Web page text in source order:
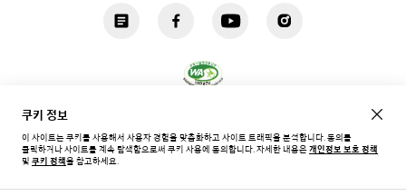
한국 / 한국어
쿠키 정보
이 사이트는 쿠키를 사용해서 사용자 경험을 맞춤화하고 사이트 트래픽을 분석합니다. 동의를
클릭하거나 사이트를 계속 탐색함으로써 쿠키 사용에 동의합니다.자세한 내용은개인정보 보호 정책
및 쿠키 정책을 참고하세요.